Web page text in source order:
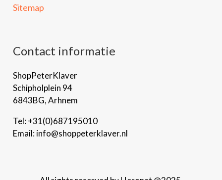
Sitemap
Contact informatie
ShopPeterKlaver
Schipholplein 94
6843BG, Arhnem
Tel: +31(0)687195010
Email: info@shoppeterklaver.nl